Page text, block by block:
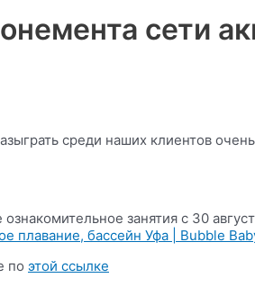
сети
среди наших клиентов
занятия с 30
плавание, бассейн Уфа | Bubble
по этой ссылке